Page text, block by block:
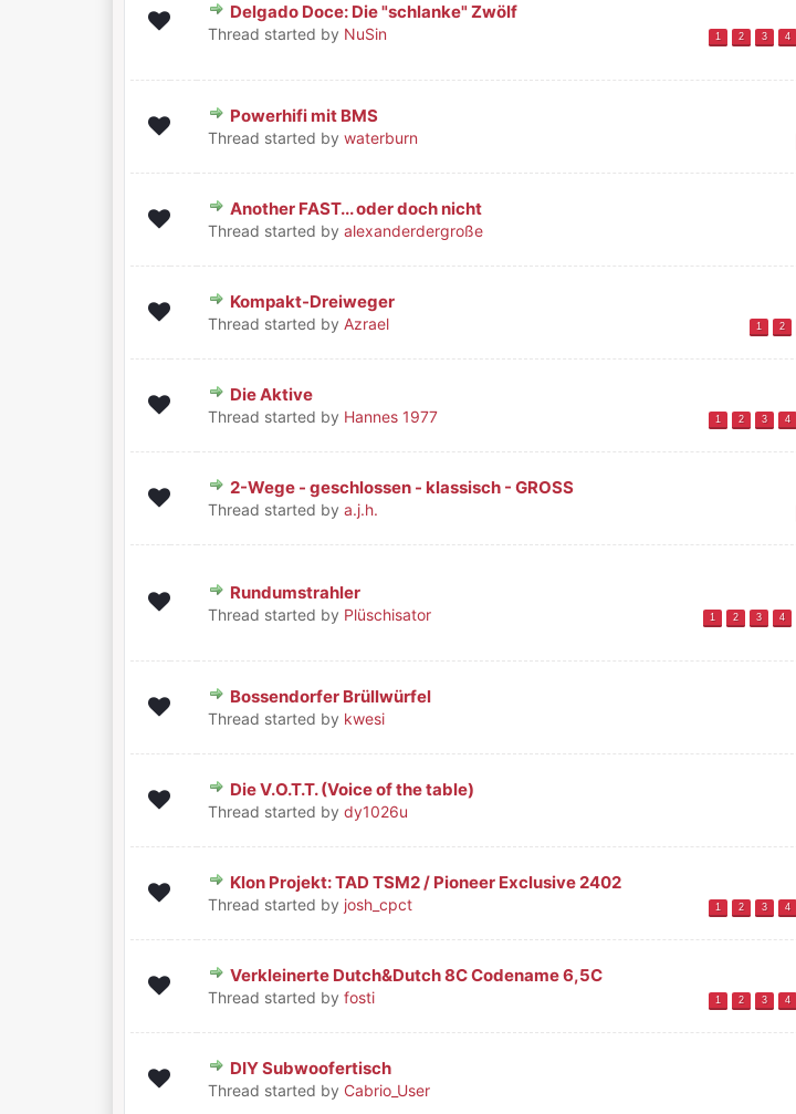
Delgado Doce: Die "schlanke" Zwölf
Thread started by NuSin 1 2 3 4
0 Bewertung(en) - 0 von 5 durchschnittlich
12345
Powerhifi mit BMS
Thread started by waterburn
0 Bewertung(en) - 0 von 5 durchschnittlich
12345
Another FAST... oder doch nicht
Thread started by alexanderdergroße
0 Bewertung(en) - 0 von 5 durchschnittlich
12345
Kompakt-Dreiweger
Thread started by Azrael 1 2
0 Bewertung(en) - 0 von 5 durchschnittlich
12345
Die Aktive
Thread started by Hannes 1977 1 2 3 4
0 Bewertung(en) - 0 von 5 durchschnittlich
1
2-Wege - geschlossen - klassisch - GROSS
Thread started by a.j.h.
0 Bewertung(en) - 0 von 5 durchschnittlich
12345
Rundumstrahler
Thread started by Plüschisator 1 2 3 4
1 Bewertung(en) - 5 von 5 durchschnittlich
12345
Bossendorfer Brüllwürfel
Thread started by kwesi
0 Bewertung(en) - 0 von 5 durchschnittlich
12345
Die V.O.T.T. (Voice of the table)
Thread started by dy1026u
0 Bewertung(en) - 0 von 5 durchschnittlich
12345
Klon Projekt: TAD TSM2 / Pioneer Exclusive 2402
Thread started by josh_cpct 1 2 3 4
0 Bewertung(en) - 0 von 5 durchschnittlich
12345
Verkleinerte Dutch&Dutch 8C Codename 6,5C
Thread started by fosti 1 2 3 4
0 Bewertung(en) - 0 von 5 durchschnittlich
12345
DIY Subwoofertisch
Thread started by Cabrio_User
0 Bewertung(en) - 0 von 5 durchschnittlich
12345